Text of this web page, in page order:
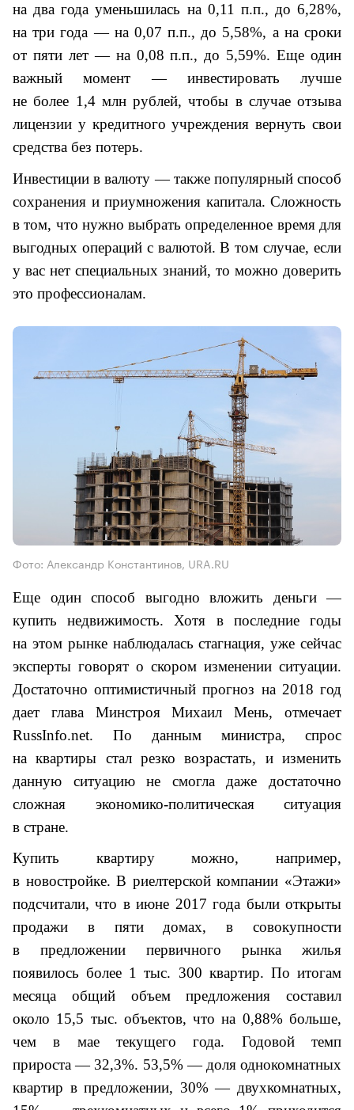
на два года уменьшилась на 0,11 п.п., до 6,28%,
на три года — на 0,07 п.п., до 5,58%, а на сроки
от пяти лет — на 0,08 п.п., до 5,59%. Еще один
важный момент — инвестировать лучше
не более 1,4 млн рублей, чтобы в случае отзыва
лицензии у кредитного учреждения вернуть свои
средства без потерь.
Инвестиции в валюту — также популярный способ
сохранения и приумножения капитала. Сложность
в том, что нужно выбрать определенное время для
выгодных операций с валютой. В том случае, если
у вас нет специальных знаний, то можно доверить
это профессионалам.
Фото: Александр Константинов, URA.RU
Еще один способ выгодно вложить деньги —
купить недвижимость. Хотя в последние годы
на этом рынке наблюдалась стагнация, уже сейчас
эксперты говорят о скором изменении ситуации.
Достаточно оптимистичный прогноз на 2018 год
дает глава Минстроя Михаил Мень, отмечает
RussInfo.net. По данным министра, спрос
на квартиры стал резко возрастать, и изменить
данную ситуацию не смогла даже достаточно
сложная экономико-политическая ситуация
в стране.
Купить квартиру можно, например,
в новостройке. В риелтерской компании «Этажи»
подсчитали, что в июне 2017 года были открыты
продажи в пяти домах, в совокупности
в предложении первичного рынка жилья
появилось более 1 тыс. 300 квартир. По итогам
месяца общий объем предложения составил
около 15,5 тыс. объектов, что на 0,88% больше,
чем в мае текущего года. Годовой темп
прироста — 32,3%. 53,5% — доля однокомнатных
квартир в предложении, 30% — двухкомнатных,